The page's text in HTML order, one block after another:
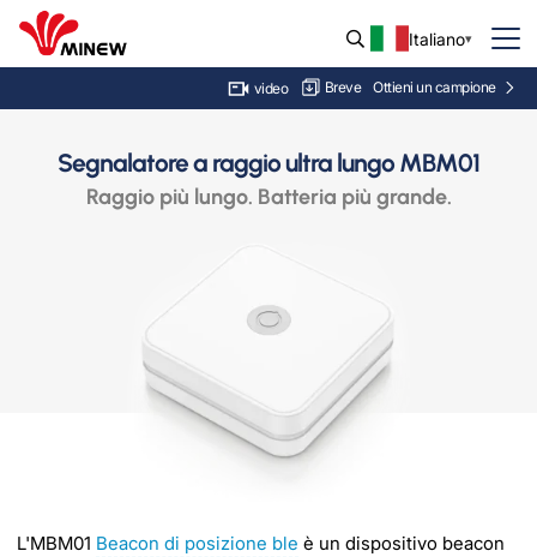
Italiano
video Breve Ottieni un campione
Segnalatore a raggio ultra lungo MBM01
Raggio più lungo. Batteria più grande.
L'MBM01 Beacon di posizione ble è un dispositivo beacon